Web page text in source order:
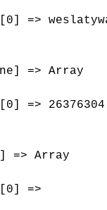
=>
=> Array
=> 26376304
=> Array
=>